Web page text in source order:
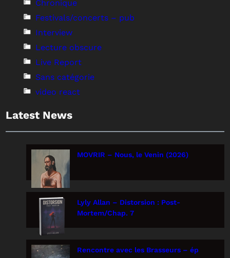
Chronique
Festivals/concerts – pub
Interview
Lecture obscure
Live Report
Sans catégorie
video react
Latest News
MOVRIR – Nous, le Venin (2026)
Lyly Allan – Distorsion : Post-
Mortem/Chap. 7
Rencontre avec les Brasseurs – ép